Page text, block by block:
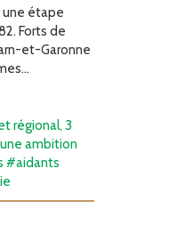
étape
Forts de
et-Garonne
régional, 3
ambition
#aidants